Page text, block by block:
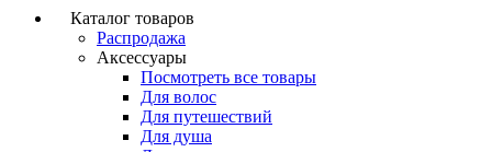
Каталог товаров
Распродажа
Аксессуары
Посмотреть все товары
Для волос
Для путешествий
Для душа